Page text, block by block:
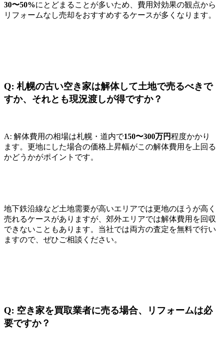
30〜50%にとどまることが多いため、費用対効果の観点から
リフォームなし売却をおすすめするケースが多くなります。
Q: 札幌の古い空き家は解体して土地で売るべきで
すか、それとも現況渡しが得ですか？
A: 解体費用の相場は札幌・道内で150〜300万円程度かかり
ます。更地にした場合の価格上昇幅がこの解体費用を上回る
かどうかがポイントです。
地下鉄沿線など土地需要が高いエリアでは更地のほうが高く
売れるケースがありますが、郊外エリアでは解体費用を回収
できないこともあります。当社では両方の査定を無料で行い
ますので、ぜひご相談ください。
Q: 空き家を買取業者に売る場合、リフォームは必
要ですか？